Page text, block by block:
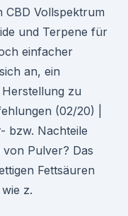
CBD Vollspektrum
und Terpene für
einfacher
an, ein
zu
(02/20) |
bzw. Nachteile
Pulver? Das
Fettsäuren
z.